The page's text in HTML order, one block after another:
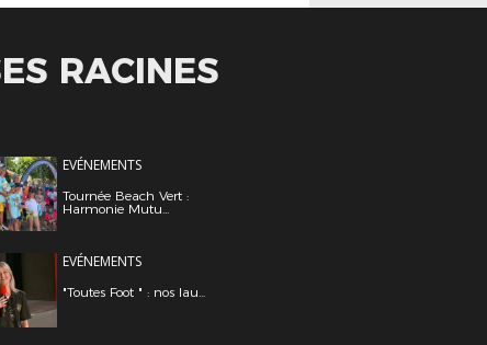
RACINES
EVÉNEMENTS
Tournée Beach Vert :
Harmonie Mutu...
EVÉNEMENTS
"Toutes Foot " : nos lau...